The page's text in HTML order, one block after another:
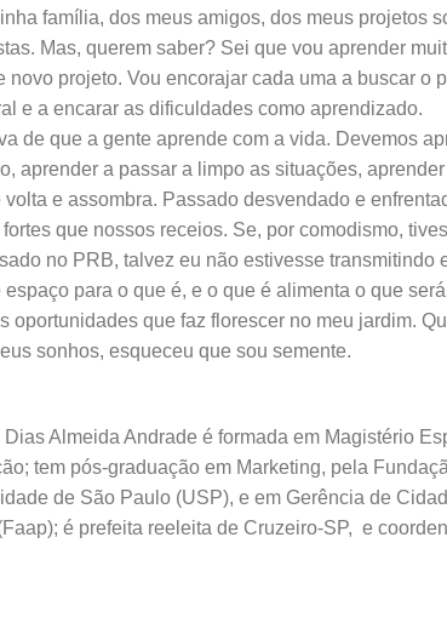
família, dos meus amigos, dos meus projetos
Mas, querem saber? Sei que vou aprender
novo projeto. Vou encorajar cada uma a buscar o
e a encarar as dificuldades como aprendizado.
de que a gente aprende com a vida. Devemos
aprender a passar a limpo as situações,
volta e assombra. Passado desvendado e
que nossos receios. Se, por comodismo,
no PRB, talvez eu não estivesse transmitindo
espaço para o que é, e o que é alimenta o que
oportunidades que faz florescer no meu jardim.
sonhos, esqueceu que sou semente.
Dias Almeida Andrade é formada em Magistério
tem pós-graduação em Marketing, pela
de São Paulo (USP), e em Gerência de
é prefeita reeleita de Cruzeiro-SP, e